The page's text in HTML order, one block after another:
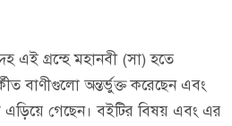
এই গ্রন্হে মহানবী (সা) হতে
বাণীগুলো অন্তর্ভুক্ত করেছেন এবং
গেছেন। বইটির বিষয় এবং এর